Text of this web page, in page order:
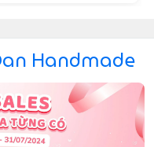
Handmade